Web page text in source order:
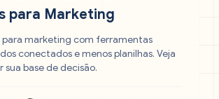
para Marketing
para marketing com ferramentas
conectados e menos planilhas. Veja
base de decisão.